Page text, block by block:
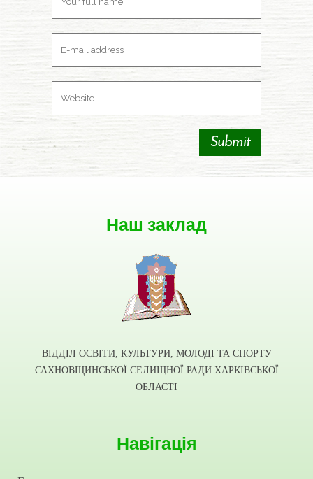
Наш заклад
ВІДДІЛ ОСВІТИ, КУЛЬТУРИ, МОЛОДІ ТА СПОРТУ
САХНОВЩИНСЬКОЇ СЕЛИЩНОЇ РАДИ ХАРКІВСЬКОЇ
ОБЛАСТІ
Навігація